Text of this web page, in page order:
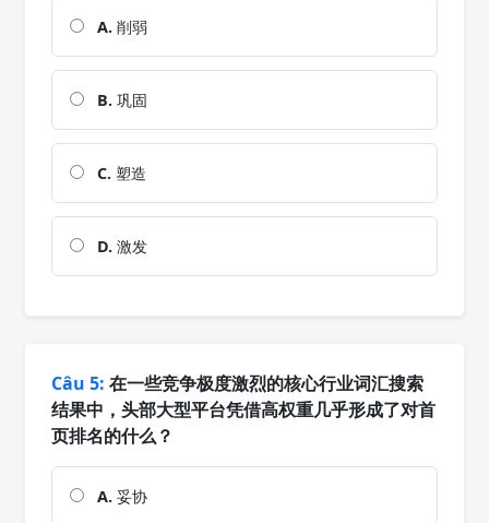
A. 削弱
B. 巩固
C. 塑造
D. 激发
Câu 5: 在一些竞争极度激烈的核心行业词汇搜索
结果中，头部大型平台凭借高权重几乎形成了对首
页排名的什么？
A. 妥协